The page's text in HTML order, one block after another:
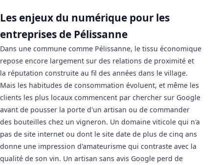
Les enjeux du numérique pour les
entreprises de Pélissanne
Dans une commune comme Pélissanne, le tissu économique
repose encore largement sur des relations de proximité et
la réputation construite au fil des années dans le village.
Mais les habitudes de consommation évoluent, et même les
clients les plus locaux commencent par chercher sur Google
avant de pousser la porte d'un artisan ou de commander
des bouteilles chez un vigneron. Un domaine viticole qui n'a
pas de site internet ou dont le site date de plus de cinq ans
donne une impression d'amateurisme qui contraste avec la
qualité de son vin. Un artisan sans avis Google perd de